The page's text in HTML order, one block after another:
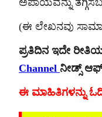
ಅಪಾಯವನ್ನು
(ಈ ಲೇಖನವು
ಪ್ರತಿದಿನ ಇದೇ
Channel ನೀಡ್ಸ್
ಈ ಮಾಹಿತಿಗಳನ್ನು